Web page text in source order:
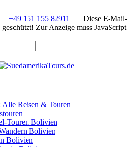
+49 151 155 82911
Diese E-Mail-
Zur Anzeige muss JavaScript
Reisen & Touren
Touren Bolivien
Bolivien
Bolivien